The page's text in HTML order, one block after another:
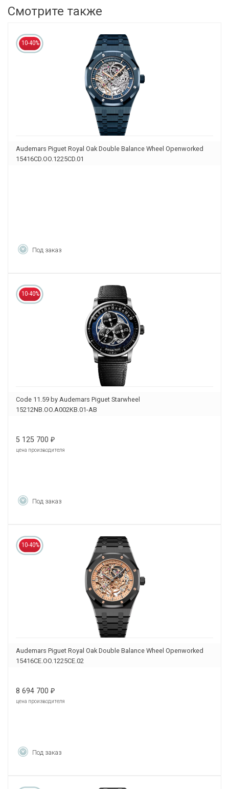
Смотрите также
10-40%
Audemars Piguet Royal Oak Double Balance Wheel Openworked
15416CD.OO.1225CD.01
Под заказ
10-40%
Code 11.59 by Audemars Piguet Starwheel
15212NB.OO.A002KB.01-AB
5 125 700 ₽
цена производителя
Под заказ
10-40%
Audemars Piguet Royal Oak Double Balance Wheel Openworked
15416CE.OO.1225CE.02
8 694 700 ₽
цена производителя
Под заказ